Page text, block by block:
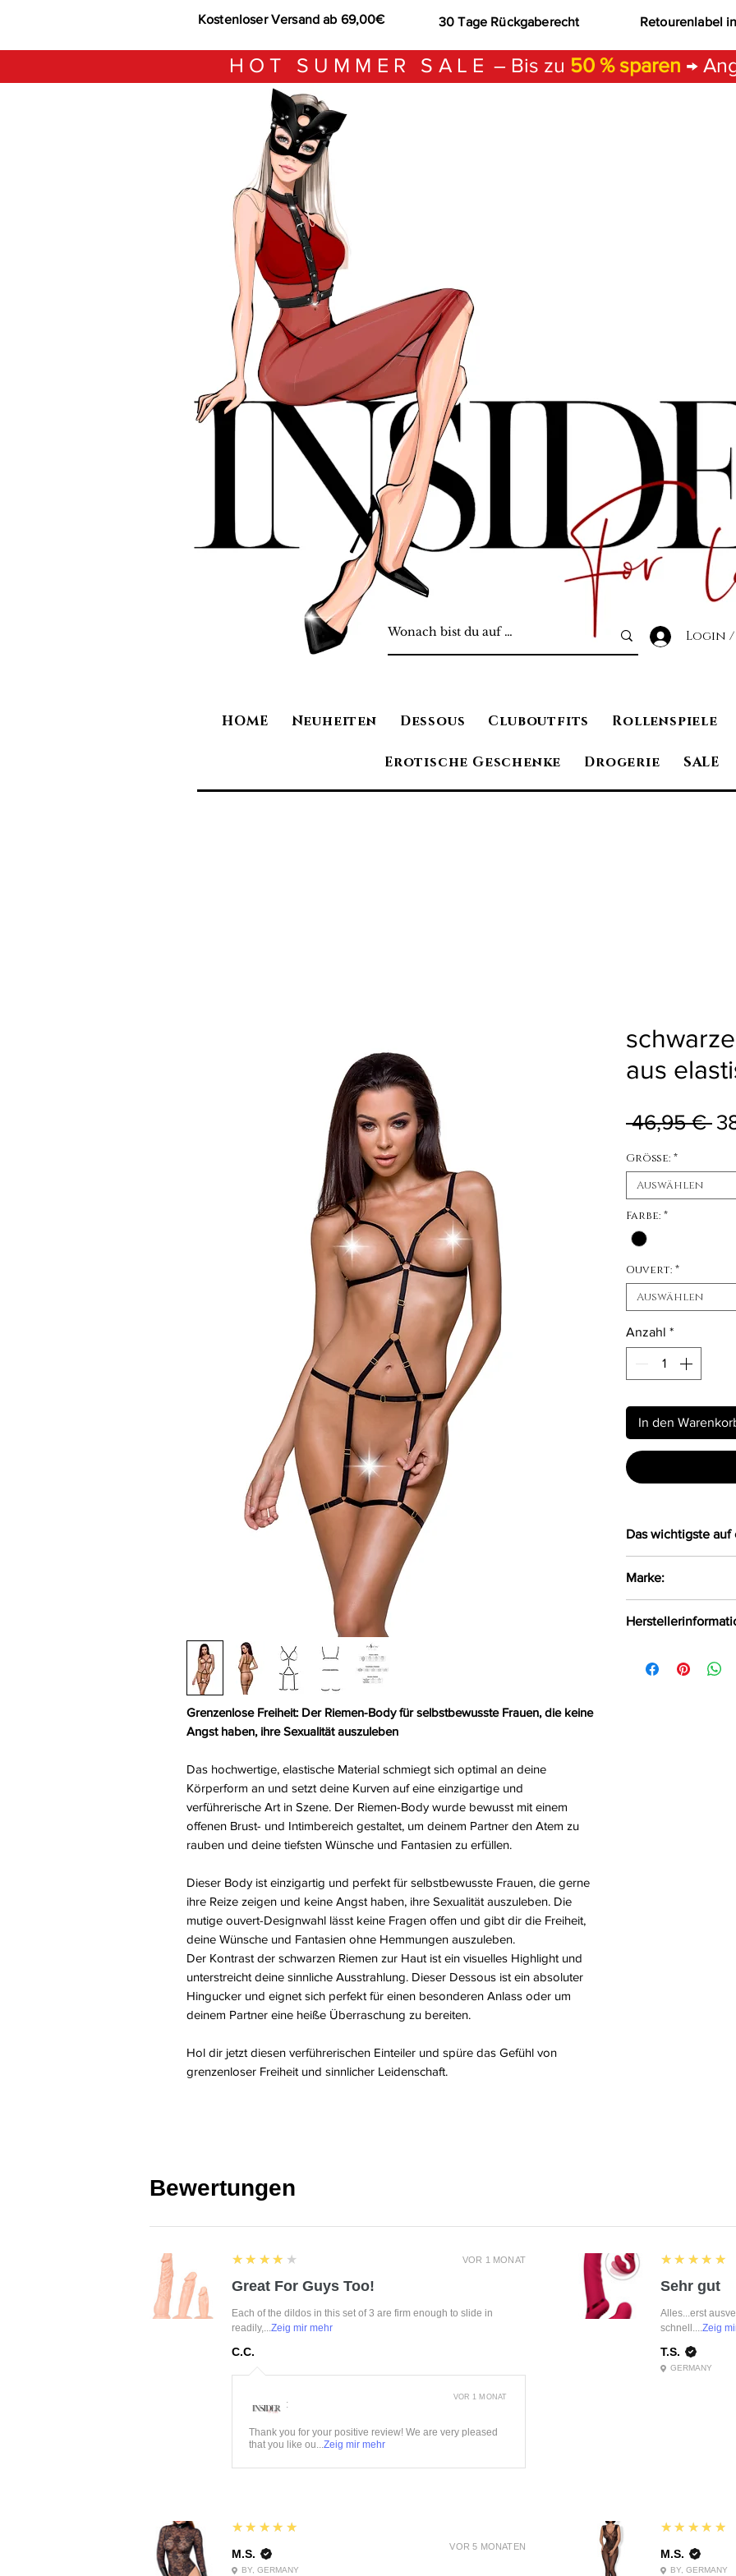
Kostenloser Versand ab 69,00€ 30 Tage Rückgaberecht Retourenlabel
HOT SUMMER SALE – Bis zu 50 % sparen →
Login /
HOME Neuheiten Dessous Cluboutfits Rollenspiele
Erotische Geschenke Drogerie SALE
Grenzenlose Freiheit: Der Riemen-Body für selbstbewusste Frauen, die keine
Angst haben, ihre Sexualität auszuleben
Das hochwertige, elastische Material schmiegt sich optimal an deine
Körperform an und setzt deine Kurven auf eine einzigartige und
verführerische Art in Szene. Der Riemen-Body wurde bewusst mit einem
offenen Brust- und Intimbereich gestaltet, um deinem Partner den Atem zu
rauben und deine tiefsten Wünsche und Fantasien zu erfüllen.
Dieser Body ist einzigartig und perfekt für selbstbewusste Frauen, die gerne
ihre Reize zeigen und keine Angst haben, ihre Sexualität auszuleben. Die
mutige ouvert-Designwahl lässt keine Fragen offen und gibt dir die Freiheit,
deine Wünsche und Fantasien ohne Hemmungen auszuleben.
Der Kontrast der schwarzen Riemen zur Haut ist ein visuelles Highlight und
unterstreicht deine sinnliche Ausstrahlung. Dieser Dessous ist ein absoluter
Hingucker und eignet sich perfekt für einen besonderen Anlass oder um
deinem Partner eine heiße Überraschung zu bereiten.
Hol dir jetzt diesen verführerischen Einteiler und spüre das Gefühl von
grenzenloser Freiheit und sinnlicher Leidenschaft.
aus
46,95 €
Größe: *
Auswählen
Farbe: *
Ouvert: *
Auswählen
Anzahl *
In den
Das wichtigste auf
Einteiler
Das elastische
Körperform an
Farbe:
schwarz
Marke:
Ul. Siemońska 11
Bewertungen
VOR 1 MONAT
4
★★★★★
Great For Guys Too!
Each of the dildos in this set of 3 are firm enough to slide in
readily,...Zeig mir mehr
C.C.
:
Thank you for your positive review! We are very pleased
that you like ou...Zeig mir mehr
VOR 1 MONAT
5
★★★★★
Sehr gut
Alles...erst
schnell....Zeig
T.S.
GERMANY
VOR 5 MONATEN
5
★★★★★
M.S.
BY, GERMANY
5
★★★★★
M.S.
BY, GERMANY